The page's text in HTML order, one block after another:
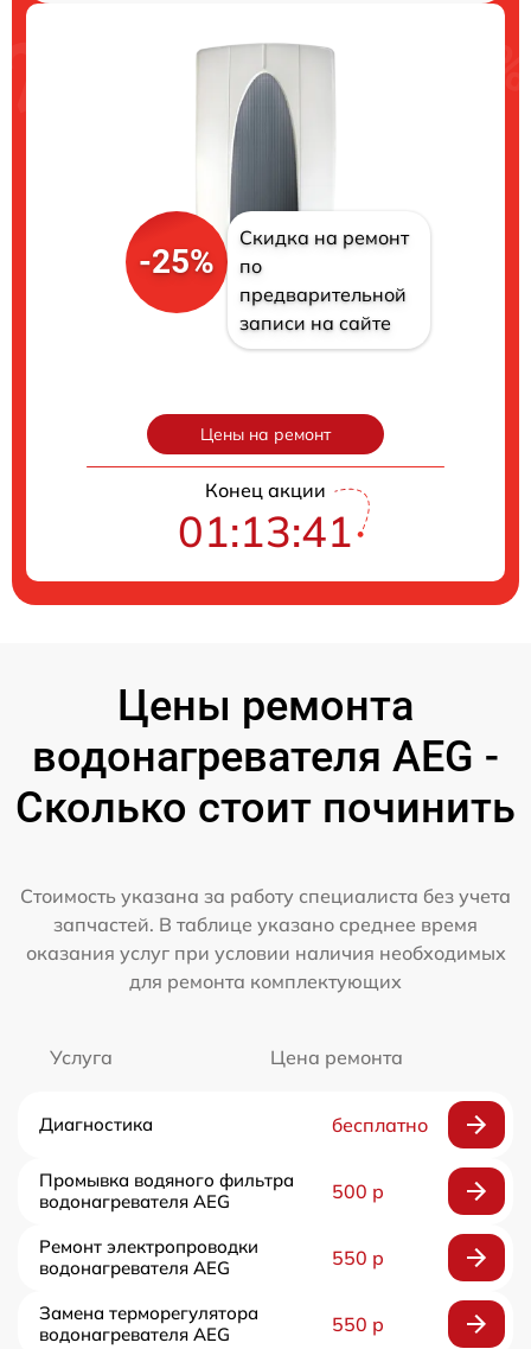
-25%
Скидка на ремонт
по
предварительной
записи на сайте
Цены на ремонт
Конец акции
01:13:40
Цены ремонта
водонагревателя AEG -
Сколько стоит починить
Стоимость указана за работу специалиста без учета
запчастей. В таблице указано среднее время
оказания услуг при условии наличия необходимых
для ремонта комплектующих
Услуга Цена ремонта
Диагностика бесплатно
Промывка водяного фильтра
водонагревателя AEG
500 р
Ремонт электропроводки
водонагревателя AEG
550 р
Замена терморегулятора
водонагревателя AEG
550 р